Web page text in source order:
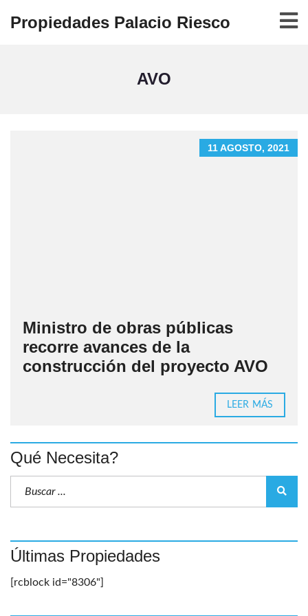
Propiedades Palacio Riesco
AVO
11 AGOSTO, 2021
Ministro de obras públicas
recorre avances de la
construcción del proyecto AVO
LEER MÁS
Qué Necesita?
Últimas Propiedades
[rcblock id="8306"]